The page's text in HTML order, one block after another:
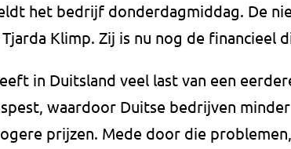
het bedrijf donderdagmiddag. De
Klimp. Zij is nu nog de financieel
in Duitsland veel last van een
waardoor Duitse bedrijven
prijzen. Mede door die